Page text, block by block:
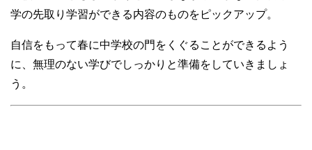
学の先取り学習ができる内容のものをピックアップ。
自信をもって春に中学校の門をくぐることができるよう
に、無理のない学びでしっかりと準備をしていきましょ
う。